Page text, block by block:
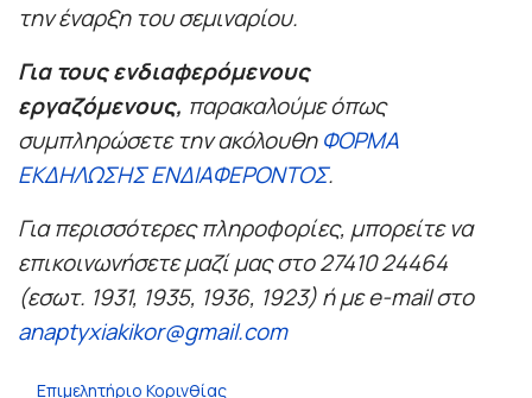
την έναρξη του σεμιναρίου.
Για τους ενδιαφερόμενους
εργαζόμενους, παρακαλούμε όπως
συμπληρώσετε την ακόλουθηΦΟΡΜΑ
ΕΚΔΗΛΩΣΗΣ ΕΝΔΙΑΦΕΡΟΝΤΟΣ.
Για περισσότερες πληροφορίες, μπορείτε να
επικοινωνήσετε μαζί μας στο 27410 24464
(εσωτ. 1931, 1935, 1936, 1923) ή με e-mail στο
anaptyxiakikor@gmail.com
Επιμελητήριο Κορινθίας